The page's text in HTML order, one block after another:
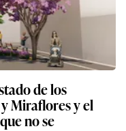
de los
Miraflores y el
no se